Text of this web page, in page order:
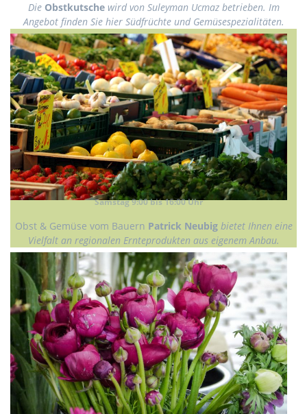
Die Obstkutsche wird von Suleyman Ucmaz betrieben. Im
Angebot finden Sie hier Südfrüchte und Gemüsespezialitäten.
Samstag 9:00 bis 16:00 Uhr
Obst & Gemüse vom Bauern Patrick Neubig bietet Ihnen eine
Vielfalt an regionalen Ernteprodukten aus eigenem Anbau.